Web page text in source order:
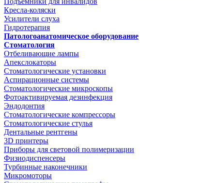
Кресла-коляски
Усилители слуха
Гидротерапия
Патологоанатомическое оборудование
Стоматология
Отбеливающие лампы
Апекслокаторы
Стоматологические установки
Аспирационные системы
Стоматологические микроскопы
Фотоактивируемая дезинфекция
Эндодонтия
Стоматологические компрессоры
Стоматологические стулья
Дентальные рентгены
3D принтеры
Приборы для световой полимеризации
Физиодиспенсеры
Турбинные наконечники
Микромоторы